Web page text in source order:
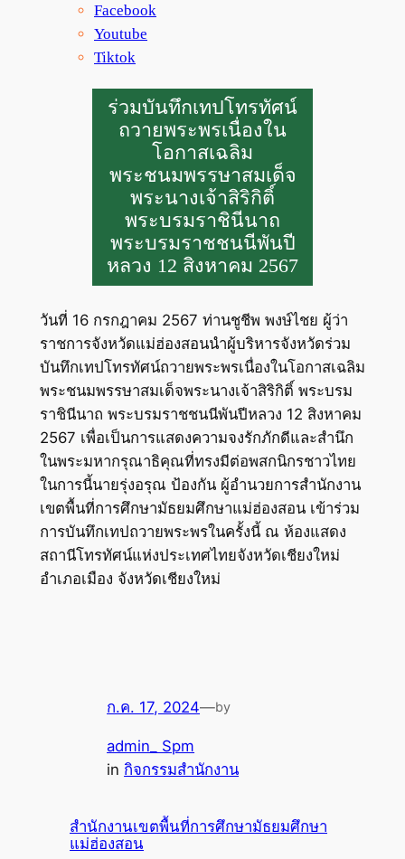
Facebook
Youtube
Tiktok
ร่วมบันทึกเทปโทรทัศน์
ถวายพระพรเนื่องใน
โอกาสเฉลิม
พระชนมพรรษาสมเด็จ
พระนางเจ้าสิริกิติ์
พระบรมราชินีนาถ
พระบรมราชชนนีพันปี
หลวง 12 สิงหาคม 2567
วันที่ 16 กรกฎาคม 2567 ท่านชูชีพ พงษ์ไชย ผู้ว่า
ราชการจังหวัดแม่ฮ่องสอนนำผู้บริหารจังหวัดร่วม
บันทึกเทปโทรทัศน์ถวายพระพรเนื่องในโอกาสเฉลิม
พระชนมพรรษาสมเด็จพระนางเจ้าสิริกิติ์ พระบรม
ราชินีนาถ พระบรมราชชนนีพันปีหลวง 12 สิงหาคม
2567 เพื่อเป็นการแสดงความจงรักภักดีและสำนึก
ในพระมหากรุณาธิคุณที่ทรงมีต่อพสกนิกรชาวไทย
ในการนี้นายรุ่งอรุณ ป้องกัน ผู้อำนวยการสำนักงาน
เขตพื้นที่การศึกษามัธยมศึกษาแม่ฮ่องสอน เข้าร่วม
การบันทึกเทปถวายพระพรในครั้งนี้ ณ ห้องแสดง
สถานีโทรทัศน์แห่งประเทศไทยจังหวัดเชียงใหม่
อำเภอเมือง จังหวัดเชียงใหม่
ก.ค. 17, 2024—by
admin_ Spm
in กิจกรรมสำนักงาน
สำนักงานเขตพื้นที่การศึกษามัธยมศึกษา
แม่ฮ่องสอน